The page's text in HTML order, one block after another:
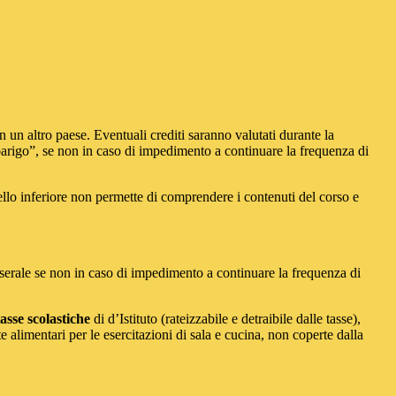
altro paese. Eventuali crediti saranno valutati durante la
se non in caso di impedimento a continuare la frequenza di
inferiore non permette di comprendere i contenuti del corso e
se non in caso di impedimento a continuare la frequenza di
scolastiche di d’Istituto (rateizzabile e detraibile dalle tasse),
alimentari per le esercitazioni di sala e cucina, non coperte dalla